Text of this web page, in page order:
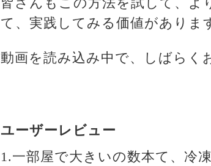
て、実践してみる価値がありま
動画を読み込み中で、しばらく
ユーザーレビュー
1.一部屋で大きいの数本て、冷